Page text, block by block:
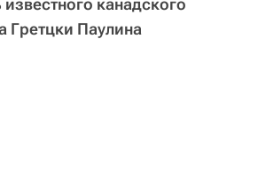
Гретцки Паулина